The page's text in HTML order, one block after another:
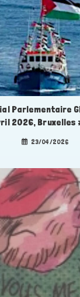
Parlementaire
2026, Bruxelles
23/04/2026